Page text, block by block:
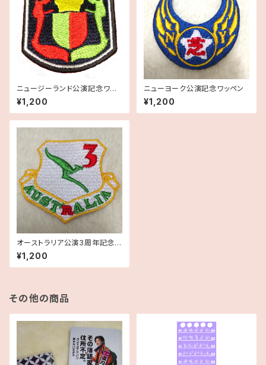
ニュージーランド公演記念ワッ
ペン
¥1,200
ニューヨーク公演記念ワッペン
¥1,200
オーストラリア公演3周年記念ワ
ッペン
¥1,200
その他の商品